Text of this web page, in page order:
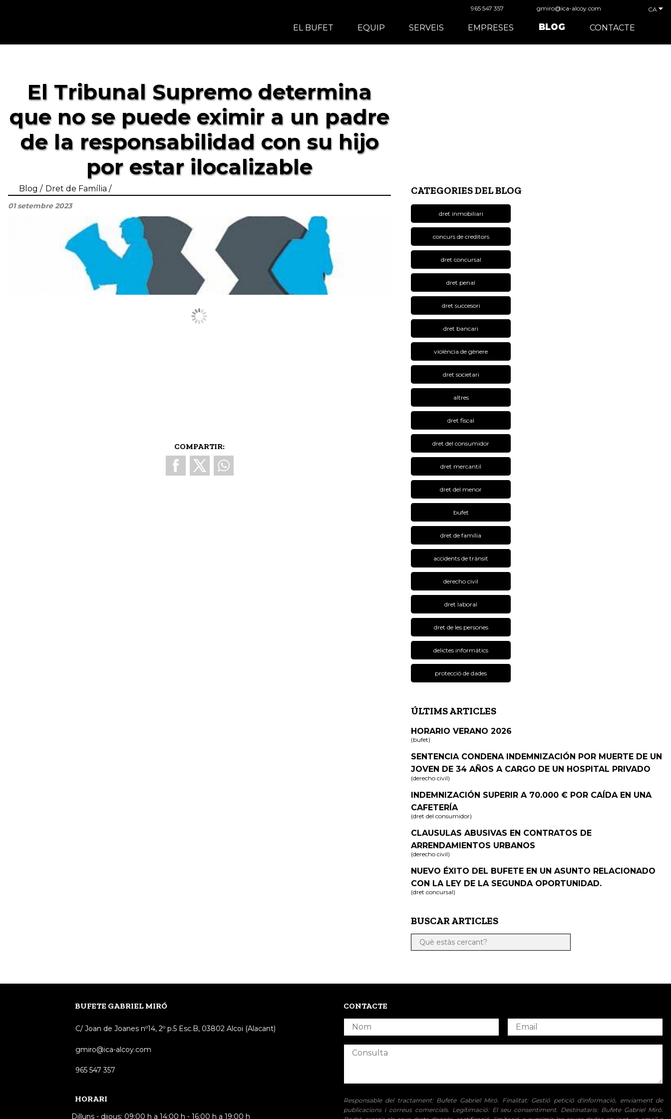
965 547 357 gmiro@ica-alcoy.com CA
EL BUFET EQUIP SERVEIS EMPRESES BLOG CONTACTE
El Tribunal Supremo determina
que no se puede eximir a un padre
de la responsabilidad con su hijo
por estar ilocalizable
Blog Dret de Família
01 setembre 2023
COMPARTIR:
CATEGORIES DEL BLOG
dret inmobiliari
concurs de creditors
dret concursal
dret penal
dret succesori
dret bancari
violència de gènere
dret societari
altres
dret fiscal
dret del consumidor
dret mercantil
dret del menor
bufet
dret de família
accidents de trànsit
derecho civil
dret laboral
dret de les persones
delictes informàtics
protecció de dades
ÚLTIMS ARTICLES
HORARIO VERANO 2026
(bufet)
SENTENCIA CONDENA INDEMNIZACIÓN POR MUERTE DE UN
JOVEN DE 34 AÑOS A CARGO DE UN HOSPITAL PRIVADO
(derecho civil)
INDEMNIZACIÓN SUPERIR A 70.000 € POR CAÍDA EN UNA
CAFETERÍA
(dret del consumidor)
CLAUSULAS ABUSIVAS EN CONTRATOS DE
ARRENDAMIENTOS URBANOS
(derecho civil)
NUEVO ÉXITO DEL BUFETE EN UN ASUNTO RELACIONADO
CON LA LEY DE LA SEGUNDA OPORTUNIDAD.
(dret concursal)
BUSCAR ARTICLES
BUFETE GABRIEL MIRÓ
C/ Joan de Joanes nº14, 2º p.5 Esc.B, 03802 Alcoi (Alacant)
gmiro@ica-alcoy.com
965 547 357
HORARI
Dilluns - dijous: 09:00 h a 14:00 h - 16:00 h a 19:00 h
CONTACTE
Responsable del tractament: Bufete Gabriel Miró. Finalitat: Gestió petició d'informació, enviament de
publicacions i correus comercials. Legitimació: El seu consentiment. Destinataris: Bufete Gabriel Miró.